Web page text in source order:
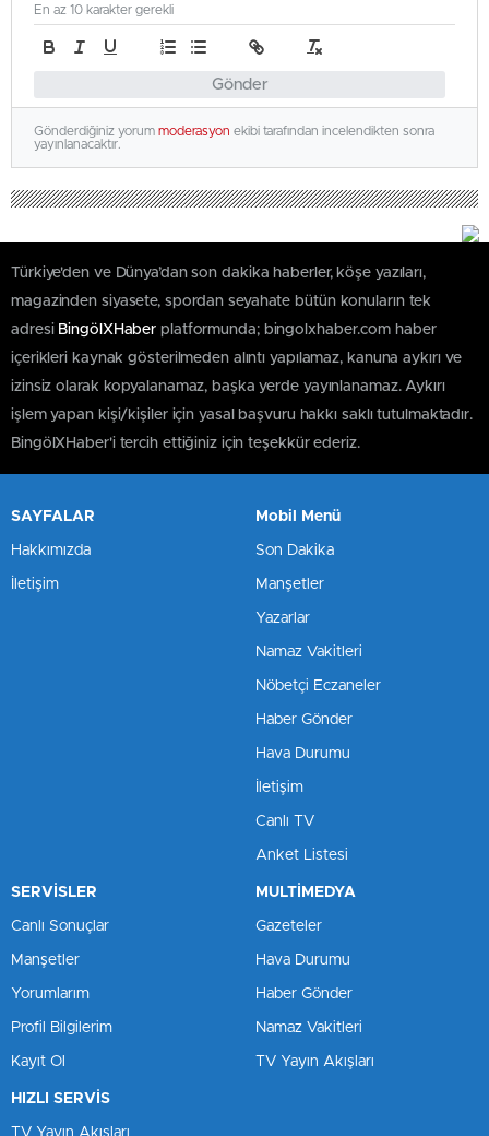
Gönder
En az 10 karakter gerekli
Gönderdiğiniz yorum moderasyon ekibi tarafından incelendikten sonra
yayınlanacaktır.
Türkiye'den ve Dünya’dan son dakika haberler, köşe yazıları,
magazinden siyasete, spordan seyahate bütün konuların tek
adresi BingölXHaberplatformunda; bingolxhaber.com haber
içerikleri kaynak gösterilmeden alıntı yapılamaz, kanuna aykırı ve
izinsiz olarak kopyalanamaz, başka yerde yayınlanamaz. Aykırı
işlem yapan kişi/kişiler için yasal başvuru hakkı saklı tutulmaktadır.
BingölXHaber'i tercih ettiğiniz için teşekkür ederiz.
SAYFALAR
Hakkımızda
İletişim
Mobil Menü
Son Dakika
Manşetler
Yazarlar
Namaz Vakitleri
Nöbetçi Eczaneler
Haber Gönder
Hava Durumu
İletişim
Canlı TV
Anket Listesi
SERVİSLER
Canlı Sonuçlar
Manşetler
Yorumlarım
Profil Bilgilerim
Kayıt Ol
MULTİMEDYA
Gazeteler
Hava Durumu
Haber Gönder
Namaz Vakitleri
TV Yayın Akışları
HIZLI SERVİS
TV Yayın Akışları